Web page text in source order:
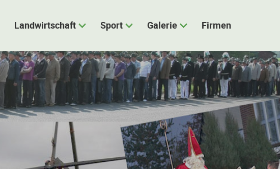
Landwirtschaft Sport Galerie Firmen